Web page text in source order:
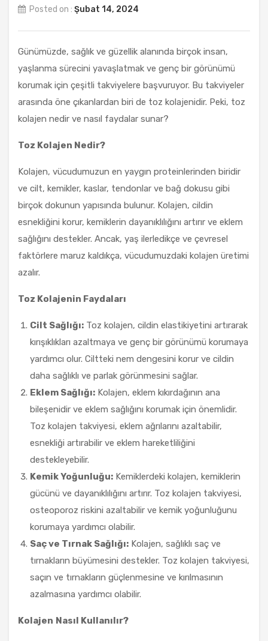
Posted on : Şubat 14, 2024
Günümüzde, sağlık ve güzellik alanında birçok insan,
yaşlanma sürecini yavaşlatmak ve genç bir görünümü
korumak için çeşitli takviyelere başvuruyor. Bu takviyeler
arasında öne çıkanlardan biri de toz kolajenidir. Peki, toz
kolajen nedir ve nasıl faydalar sunar?
Toz Kolajen Nedir?
Kolajen, vücudumuzun en yaygın proteinlerinden biridir
ve cilt, kemikler, kaslar, tendonlar ve bağ dokusu gibi
birçok dokunun yapısında bulunur. Kolajen, cildin
esnekliğini korur, kemiklerin dayanıklılığını artırır ve eklem
sağlığını destekler. Ancak, yaş ilerledikçe ve çevresel
faktörlere maruz kaldıkça, vücudumuzdaki kolajen üretimi
azalır.
Toz Kolajenin Faydaları
Cilt Sağlığı: Toz kolajen, cildin elastikiyetini artırarak
kırışıklıkları azaltmaya ve genç bir görünümü korumaya
yardımcı olur. Ciltteki nem dengesini korur ve cildin
daha sağlıklı ve parlak görünmesini sağlar.
Eklem Sağlığı: Kolajen, eklem kıkırdağının ana
bileşenidir ve eklem sağlığını korumak için önemlidir.
Toz kolajen takviyesi, eklem ağrılarını azaltabilir,
esnekliği artırabilir ve eklem hareketliliğini
destekleyebilir.
Kemik Yoğunluğu: Kemiklerdeki kolajen, kemiklerin
gücünü ve dayanıklılığını artırır. Toz kolajen takviyesi,
osteoporoz riskini azaltabilir ve kemik yoğunluğunu
korumaya yardımcı olabilir.
Saç ve Tırnak Sağlığı: Kolajen, sağlıklı saç ve
tırnakların büyümesini destekler. Toz kolajen takviyesi,
saçın ve tırnakların güçlenmesine ve kırılmasının
azalmasına yardımcı olabilir.
Kolajen Nasıl Kullanılır?